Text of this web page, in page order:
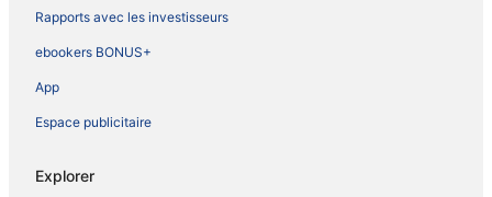
Rapports avec les investisseurs
ebookers BONUS+
App
Espace publicitaire
Explorer